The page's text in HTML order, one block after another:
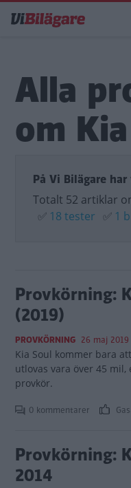
till
Alla
om
På Vi Bilägare
Totalt 52 artiklar
✅ 18 tester ✅ 1
Provkörning:
(2019)
PROVKÖRNING 26 maj 2019
Kia Soul kommer bara
utlovas vara över 45
provkör.
0 kommentarer
Provkörning:
2014